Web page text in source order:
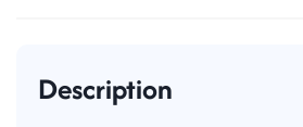
Description